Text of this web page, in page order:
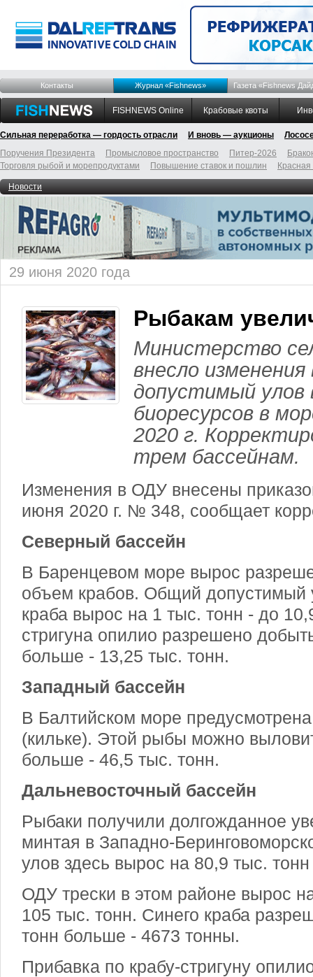
Контакты Журнал «Fishnews» Газета «Fishnews
FISHNEWS Online Крабовые квоты
Сильная переработка — гордость отрасли И вновь — аукционы
Поручения Президента
Промысловое пространство Питер-2026
Торговля рыбой и морепродуктами
Повышение ставок и пошлин
Новости
29 июня 2020 года
Рыбакам
Министерство
внесло
допустимый улов
биоресурсов в
2020 г.
трем бассейнам.
Изменения в ОДУ внесены
июня 2020 г. № 348, сообщает
Северный бассейн
В Баренцевом море вырос
объем крабов. Общий допустимый
краба вырос на 1 тыс. тонн - до
стригуна опилио разрешено
больше - 13,25 тыс. тонн.
Западный бассейн
В Балтийском море
(кильке). Этой рыбы можно
больше - 46,5 тыс. тонн.
Дальневосточный бассейн
Рыбаки получили долгожданное
минтая в Западно-
улов здесь вырос на 80,9 тыс.
ОДУ трески в этом районе вырос
105 тыс. тонн. Синего краба
тонн больше - 4673 тонны.
Прибавка по крабу-стригуну